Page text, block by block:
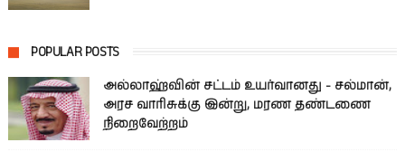
POPULAR POSTS
அல்லாஹ்வின் சட்டம் உயர்வானது - சல்மான்,
அரச வாரிசுக்கு இன்று, மரண தண்டணை
நிறைவேற்றம்